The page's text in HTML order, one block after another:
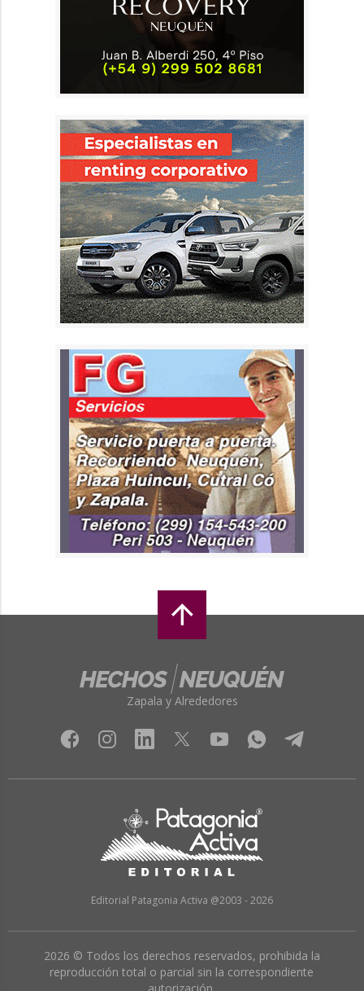
Zapala y Alrededores
Editorial Patagonia Activa @2003 - 2026
2026 © Todos los derechos reservados, prohibida la
reproducción total o parcial sin la correspondiente
autorización.